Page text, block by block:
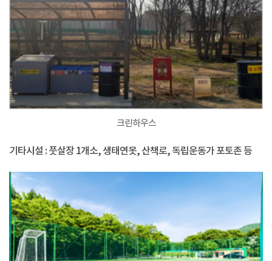
크린하우스
기타시설 : 풋살장 1개소, 생태연못, 산책로, 독립운동가 포토존 등